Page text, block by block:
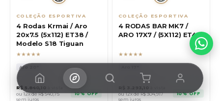
COLEÇÃO ESPORTIVA
4 Rodas Krmai / Aro
20x7.5 (5x112) ET38 /
Modelo S18 Tiguan
★★★★★
Aro
R$ 5.840,10
ou 12x de R$540,75
sem juros
10% OFF
COLEÇÃO ESPORTIVA
4 RODAS BAR MK7 /
ARO 17X7 / (5X112) ET40
★★★★★
ou 12x de R$304,917
sem juros
10% OFF